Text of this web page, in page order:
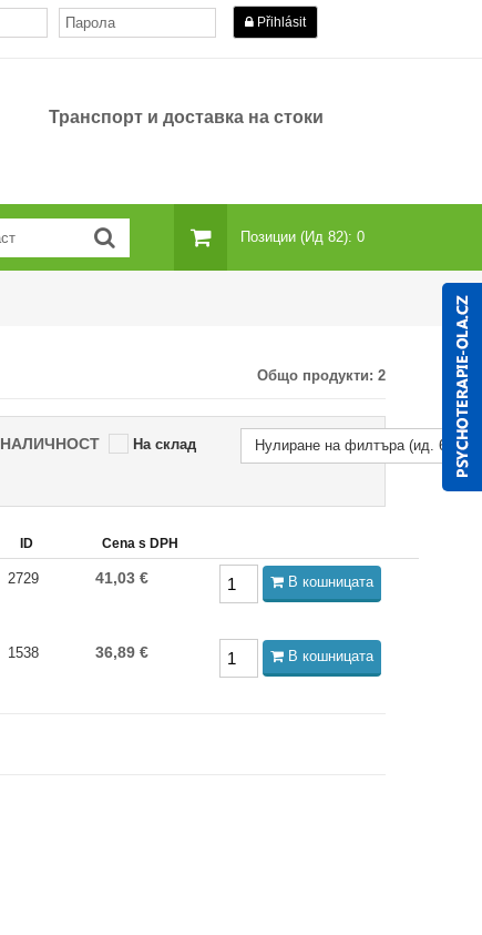
Přihlásit
Транспорт и доставка на стоки
Позиции (ид 82): 0
Общо продукти: 2
НАЛИЧНОСТ На склад Нулиране на филтъра (ид. 69)
ID Cena s DPH
2729 41,03 € В кошницата
1538 36,89 € В кошницата